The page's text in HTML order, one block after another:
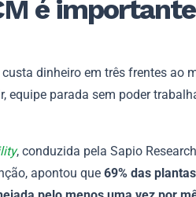
é
dinheiro em três frentes ao
equipe parada sem poder
, conduzida pela Sapio
apontou que 69% das